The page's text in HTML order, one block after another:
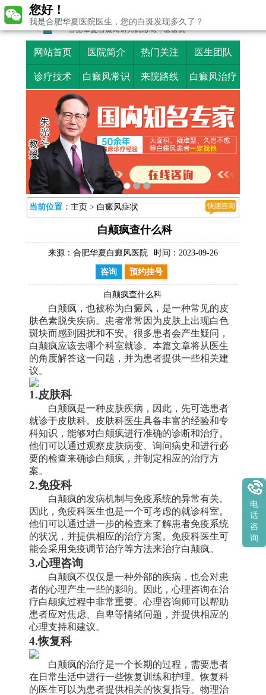
网站首页 医院简介 热门关注 医生团队
诊疗技术 白癜风常识 来院路线 白癜风治疗
当前位置： 主页 > 白癜风症状
白颠疯查什么科
来源： 合肥华夏白癜风医院 时间：2023-09-26
咨询 预约挂号
白颠疯查什么科
白颠疯，也被称为白癜风，是一种常见的皮
肤色素脱失疾病。患者常常因为皮肤上出现白色
斑块而感到困扰和不安。很多患者会产生疑问，
白颠疯应该去哪个科室就诊。本篇文章将从医生
的角度解答这一问题，并为患者提供一些相关建
议。
1.皮肤科
白颠疯是一种皮肤疾病，因此，先可选患者
就诊于皮肤科。皮肤科医生具备丰富的经验和专
科知识，能够对白颠疯进行准确的诊断和治疗。
他们可以通过观察皮肤病变、询问病史和进行必
要的检查来确诊白颠疯，并制定相应的治疗方
案。
2.免疫科
白颠疯的发病机制与免疫系统的异常有关。
因此，免疫科医生也是一个可考虑的就诊科室。
他们可以通过进一步的检查来了解患者免疫系统
的状况，并提供相应的治疗方案。免疫科医生可
能会采用免疫调节治疗等方法来治疗白颠疯。
3.心理咨询
白颠疯不仅仅是一种外部的疾病，也会对患
者的心理产生一些的影响。因此，心理咨询在治
疗白颠疯过程中非常重要。心理咨询师可以帮助
患者应对焦虑、自卑等情绪问题，并提供相应的
心理支持和建议。
4.恢复科
白颠疯的治疗是一个长期的过程，需要患者
在日常生活中进行一些恢复训练和护理。恢复科
的医生可以为患者提供相关的恢复指导、物理治
您好！
我是合肥华夏医院医生，您的白斑发现多久了？
电
话
咨
询